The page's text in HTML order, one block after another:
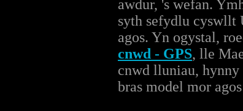
awdur, 's wefan.
syth sefydlu cyswllt
agos. Yn ogystal,
cnwd - GPS, lle
cnwd lluniau,
bras model mor